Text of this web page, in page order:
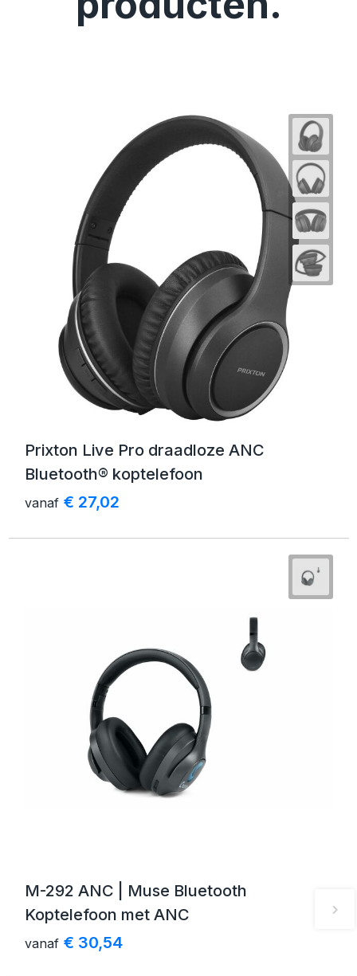
Prixton Live Pro draadloze ANC
Bluetooth® koptelefoon
vanaf € 27,02
M-292 ANC | Muse Bluetooth
Koptelefoon met ANC
vanaf € 30,54